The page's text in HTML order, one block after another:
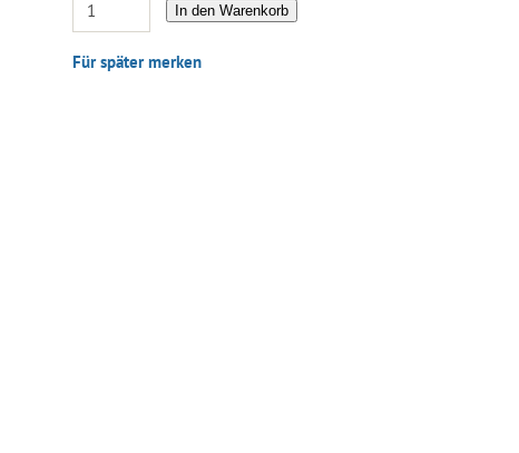
In den Warenkorb
Für später merken